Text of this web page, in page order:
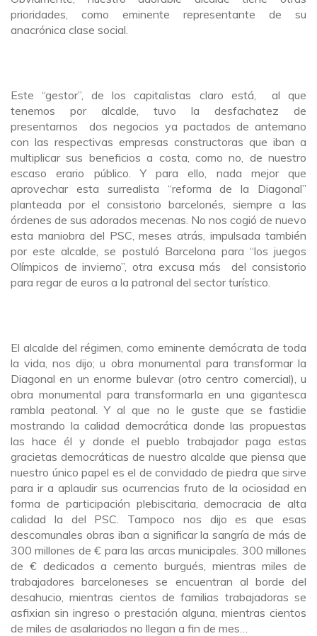
prioridades, como eminente representante de su
anacrónica clase social.
Este “gestor”, de los capitalistas claro está, al que
tenemos por alcalde, tuvo la desfachatez de
presentarnos dos negocios ya pactados de antemano
con las respectivas empresas constructoras que iban a
multiplicar sus beneficios a costa, como no, de nuestro
escaso erario público. Y para ello, nada mejor que
aprovechar esta surrealista “reforma de la Diagonal”
planteada por el consistorio barcelonés, siempre a las
órdenes de sus adorados mecenas. No nos cogió de nuevo
esta maniobra del PSC, meses atrás, impulsada también
por este alcalde, se postuló Barcelona para “los juegos
Olímpicos de invierno”, otra excusa más del consistorio
para regar de euros a la patronal del sector turístico.
El alcalde del régimen, como eminente demócrata de toda
la vida, nos dijo; u obra monumental para transformar la
Diagonal en un enorme bulevar (otro centro comercial), u
obra monumental para transformarla en una gigantesca
rambla peatonal. Y al que no le guste que se fastidie
mostrando la calidad democrática donde las propuestas
las hace él y donde el pueblo trabajador paga estas
gracietas democráticas de nuestro alcalde que piensa que
nuestro único papel es el de convidado de piedra que sirve
para ir a aplaudir sus ocurrencias fruto de la ociosidad en
forma de participación plebiscitaria, democracia de alta
calidad la del PSC. Tampoco nos dijo es que esas
descomunales obras iban a significar la sangría de más de
300 millones de € para las arcas municipales. 300 millones
de € dedicados a cemento burgués, mientras miles de
trabajadores barceloneses se encuentran al borde del
desahucio, mientras cientos de familias trabajadoras se
asfixian sin ingreso o prestación alguna, mientras cientos
de miles de asalariados no llegan a fin de mes…